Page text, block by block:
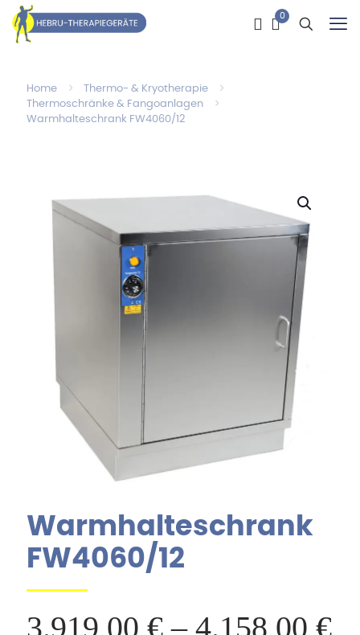
0
Home
Thermo- & Kryotherapie
Thermoschränke & Fangoanlagen
Warmhalteschrank FW4060/12
Warmhalteschrank
FW4060/12
3.919,00 € – 4.158,00 €